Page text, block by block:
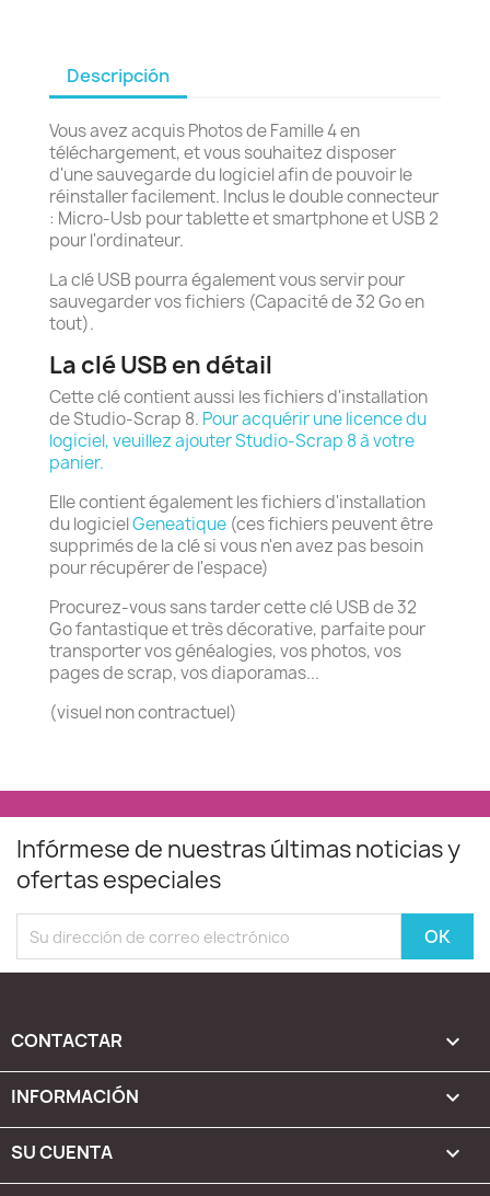
Descripción
Vous avez acquis Photos de Famille 4 en
téléchargement, et vous souhaitez disposer
d'une sauvegarde du logiciel afin de pouvoir le
réinstaller facilement. Inclus le double connecteur
: Micro-Usb pour tablette et smartphone et USB 2
pour l'ordinateur.
La clé USB pourra également vous servir pour
sauvegarder vos fichiers (Capacité de 32 Go en
tout).
La clé USB en détail
Cette clé contient aussi les fichiers d'installation
de Studio-Scrap 8. Pour acquérir une licence du
logiciel, veuillez ajouter Studio-Scrap 8 à votre
panier.
Elle contient également les fichiers d'installation
du logicielGeneatique (ces fichiers peuvent être
supprimés de la clé si vous n'en avez pas besoin
pour récupérer de l'espace)
Procurez-vous sans tarder cette clé USB de 32
Go fantastique et très décorative, parfaite pour
transporter vos généalogies, vos photos, vos
pages de scrap, vos diaporamas...
(visuel non contractuel)
Infórmese de nuestras últimas noticias y
ofertas especiales
CONTACTAR 
INFORMACIÓN 
SU CUENTA 